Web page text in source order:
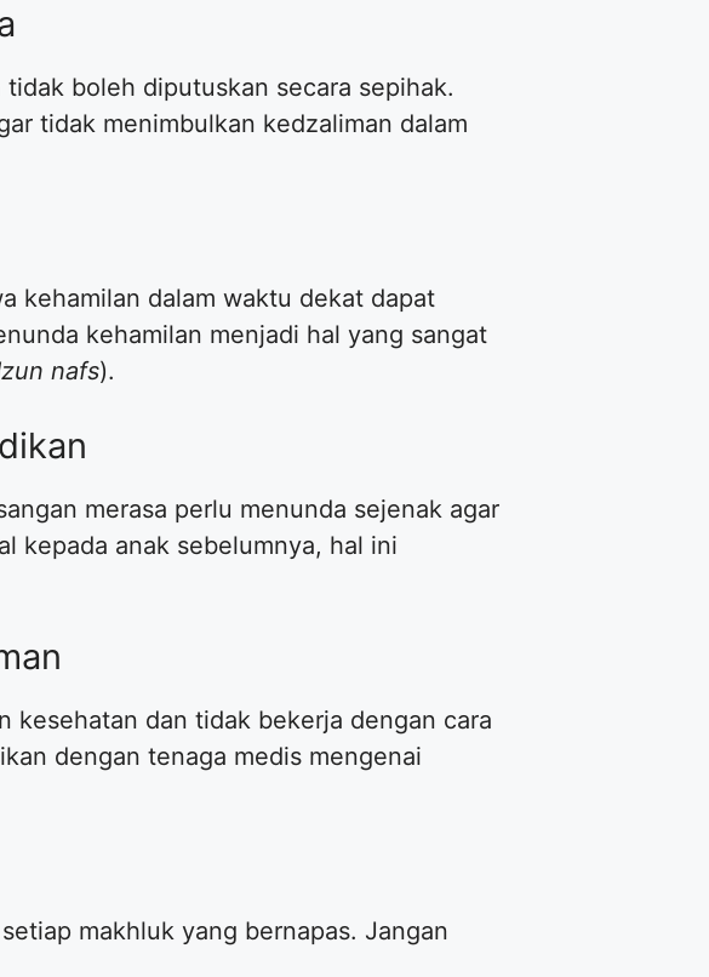
boleh diputuskan secara sepihak.
tidak menimbulkan kedzaliman dalam
kehamilan dalam waktu dekat dapat
kehamilan menjadi hal yang sangat
nafs).
merasa perlu menunda sejenak agar
kepada anak sebelumnya, hal ini
kesehatan dan tidak bekerja dengan cara
dengan tenaga medis mengenai
makhluk yang bernapas. Jangan